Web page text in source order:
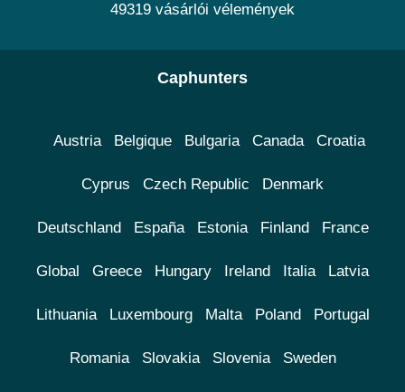
49319 vásárlói vélemények
Caphunters
Austria Belgique Bulgaria Canada Croatia
Cyprus Czech Republic Denmark
Deutschland España Estonia Finland France
Global Greece Hungary Ireland Italia Latvia
Lithuania Luxembourg Malta Poland Portugal
Romania Slovakia Slovenia Sweden